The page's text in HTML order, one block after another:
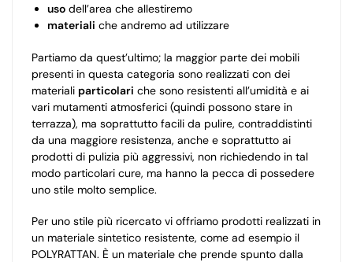
uso dell’area che allestiremo
materiali che andremo ad utilizzare
Partiamo da quest’ultimo; la maggior parte dei mobili
presenti in questa categoria sono realizzati con dei
materiali particolari che sono resistenti all’umidità e ai
vari mutamenti atmosferici (quindi possono stare in
terrazza), ma soprattutto facili da pulire, contraddistinti
da una maggiore resistenza, anche e soprattutto ai
prodotti di pulizia più aggressivi, non richiedendo in tal
modo particolari cure, ma hanno la pecca di possedere
uno stile molto semplice.
Per uno stile più ricercato vi offriamo prodotti realizzati in
un materiale sintetico resistente, come ad esempio il
POLYRATTAN. È un materiale che prende spunto dalla